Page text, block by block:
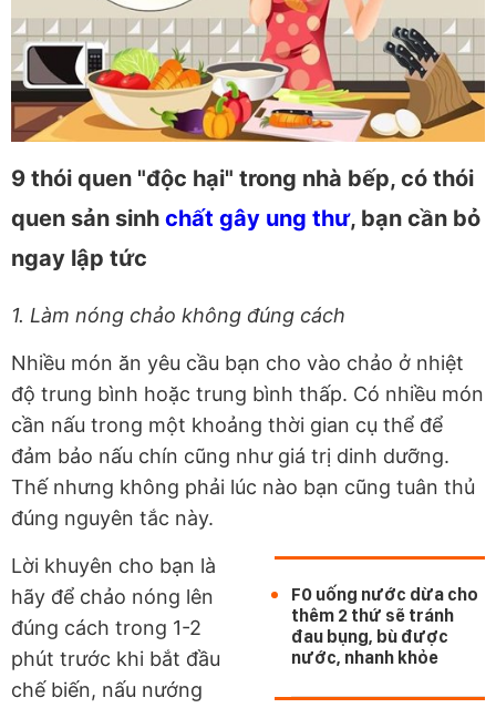
9 thói quen "độc hại" trong nhà bếp, có thói
quen sản sinh chất gây ung thư, bạn cần bỏ
ngay lập tức
1. Làm nóng chảo không đúng cách
Nhiều món ăn yêu cầu bạn cho vào chảo ở nhiệt
độ trung bình hoặc trung bình thấp. Có nhiều món
cần nấu trong một khoảng thời gian cụ thể để
đảm bảo nấu chín cũng như giá trị dinh dưỡng.
Thế nhưng không phải lúc nào bạn cũng tuân thủ
đúng nguyên tắc này.
F0 uống nước dừa cho
thêm 2 thứ sẽ tránh
đau bụng, bù được
nước, nhanh khỏe
Lời khuyên cho bạn là
hãy để chảo nóng lên
đúng cách trong 1-2
phút trước khi bắt đầu
chế biến, nấu nướng